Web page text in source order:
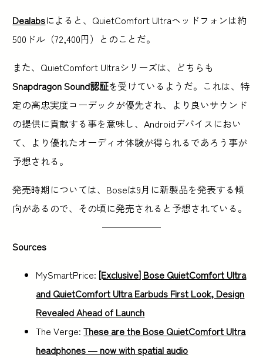
Dealabsによると、QuietComfort Ultraヘッドフォンは約
500ドル（72,400円）とのことだ。
また、QuietComfort Ultraシリーズは、どちらも
Snapdragon Sound認証を受けているようだ。これは、特
定の高忠実度コーデックが優先され、より良いサウンド
の提供に貢献する事を意味し、Androidデバイスにおい
て、より優れたオーディオ体験が得られるであろう事が
予想される。
発売時期については、Boseは9月に新製品を発表する傾
向があるので、その頃に発売されると予想されている。
Sources
MySmartPrice: [Exclusive] Bose QuietComfort Ultra
and QuietComfort Ultra Earbuds First Look, Design
Revealed Ahead of Launch
The Verge:These are the Bose QuietComfort Ultra
headphones — now with spatial audio